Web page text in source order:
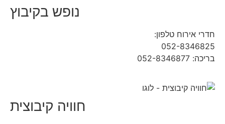
נופש בקיבוץ
חדרי אירוח טלפון:
052-8346825
בריכה: 052-8346877
חוויה קיבוצית